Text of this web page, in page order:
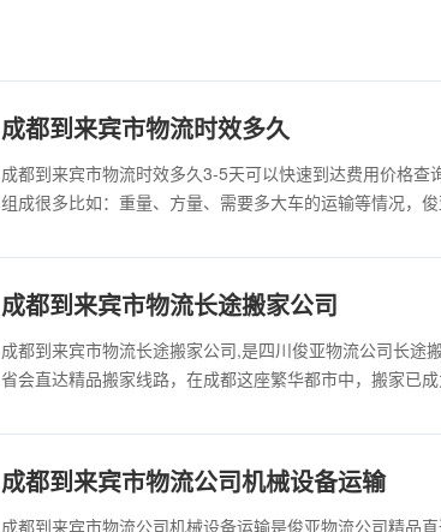
成都到来宾市物流时效多久
成都到来宾市物流时效多久3-5天可以快速到达费用价格查
组成很多比如：重量、方量、需要多大车的运输等情况，
​成都到来宾市物流长途搬家公司
成都到来宾市物流长途搬家公司,是四川俊亚物流公司长途
省会直达精品搬家线路，在成都这座繁华都市中，搬家已
成都到来宾市物流公司机械设备运输
成都到来宾市物流公司机械设备运输是俊亚物流公司精品